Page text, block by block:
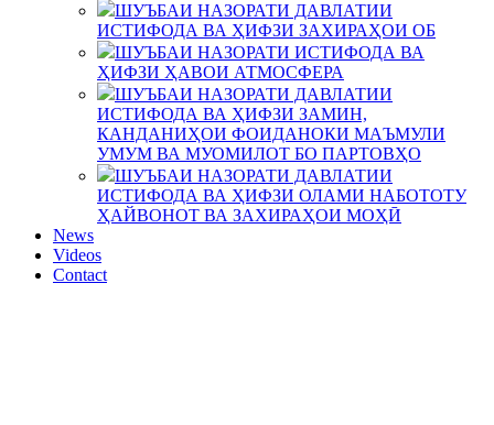
ШУЪБАИ НАЗОРАТИ ДАВЛАТИИ
ИСТИФОДА ВА ҲИФЗИ ЗАХИРАҲОИ ОБ
ШУЪБАИ НАЗОРАТИ ИСТИФОДА ВА
ҲИФЗИ ҲАВОИ АТМОСФЕРА
ШУЪБАИ НАЗОРАТИ ДАВЛАТИИ
ИСТИФОДА ВА ҲИФЗИ ЗАМИН,
КАНДАНИҲОИ ФОИДАНОКИ МАЪМУЛИ
УМУМ ВА МУОМИЛОТ БО ПАРТОВҲО
ШУЪБАИ НАЗОРАТИ ДАВЛАТИИ
ИСТИФОДА ВА ҲИФЗИ ОЛАМИ НАБОТОТУ
ҲАЙВОНОТ ВА ЗАХИРАҲОИ МОҲӢ
News
Videos
Contact